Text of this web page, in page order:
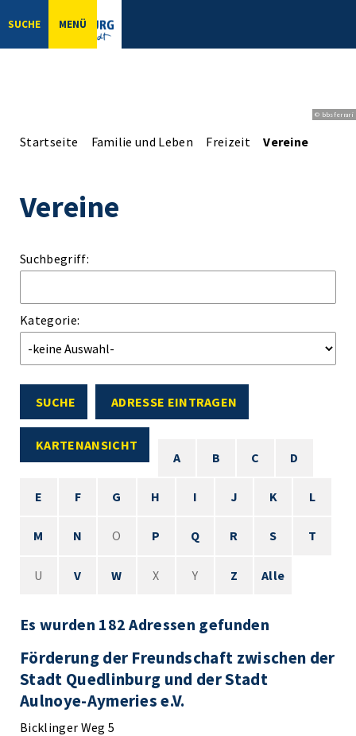
SUCHE MENÜ
© bbsferrari
Startseite Familie und Leben Freizeit Vereine
Vereine
Suchbegriff:
Kategorie:
SUCHE ADRESSE EINTRAGEN
KARTENANSICHT
A
B C D
E F G H I J K L
M N O P Q R S T
U V W X Y Z Alle
Es wurden 182 Adressen gefunden
Förderung der Freundschaft zwischen der
Stadt Quedlinburg und der Stadt
Aulnoye-Aymeries e.V.
Bicklinger Weg 5